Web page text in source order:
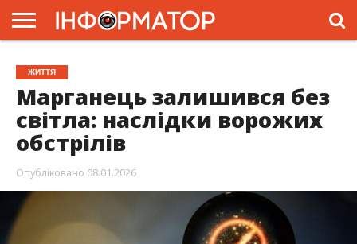
ГОЛОВНА
ЖИТТЯ
ВЛАДА
ГРОШІ
ТРЕШ
ПРЕС-
РЕЛІЗИ
РЕКЛАМА
ПРОЕКТИ
ЖИТТЯ
Марганець залишився без
світла: наслідки ворожих
обстрілів
Опубліковано 08.01.2026